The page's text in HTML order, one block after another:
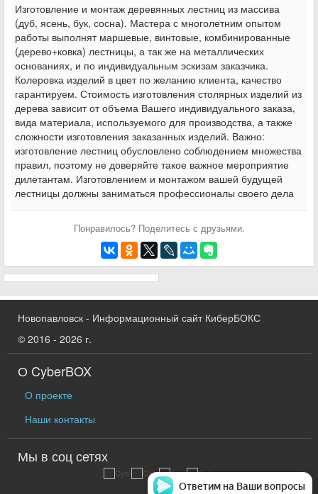
Изготовление и монтаж деревянных лестниц из массива
(дуб, ясень, бук, сосна). Мастера с многолетним опытом
работы выполнят маршевые, винтовые, комбинированные
(дерево+ковка) лестницы, а так же на металлических
основаниях, и по индивидуальным эскизам заказчика.
Колеровка изделий в цвет по желанию клиента, качество
гарантируем. Стоимость изготовления столярных изделий из
дерева зависит от объема Вашего индивидуального заказа,
вида материала, используемого для производства, а также
сложности изготовления заказанных изделий. Важно:
изготовление лестниц обусловлено соблюдением множества
правил, поэтому не доверяйте такое важное мероприятие
дилетантам. Изготовлением и монтажом вашей будущей
лестницы должны заниматься профессионалы своего дела
Понравилось? Поделитесь с друзьями.
Новопавловск - Информационный сайт КиберБОКС
© 2016 - 2026 г.
О CyberBOX
О проекте
Наши контакты
Мы в соц сетях
Ответим на Ваши вопросы